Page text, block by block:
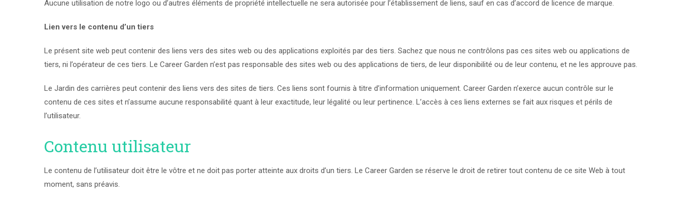
Aucune utilisation de notre logo ou d’autres éléments de propriété intellectuelle ne sera autorisée pour l’établissement de liens, sauf en cas d’accord de licence de marque.
Lien vers le contenu d’un tiers
Le présent site web peut contenir des liens vers des sites web ou des applications exploités par des tiers. Sachez que nous ne contrôlons pas ces sites web ou applications de
tiers, ni l’opérateur de ces tiers. Le Career Garden n’est pas responsable des sites web ou des applications de tiers, de leur disponibilité ou de leur contenu, et ne les approuve pas.
Le Jardin des carrières peut contenir des liens vers des sites de tiers. Ces liens sont fournis à titre d’information uniquement. Career Garden n’exerce aucun contrôle sur le
contenu de ces sites et n’assume aucune responsabilité quant à leur exactitude, leur légalité ou leur pertinence. L’accès à ces liens externes se fait aux risques et périls de
l’utilisateur.
Contenu utilisateur
Le contenu de l’utilisateur doit être le vôtre et ne doit pas porter atteinte aux droits d’un tiers. Le Career Garden se réserve le droit de retirer tout contenu de ce site Web à tout
moment, sans préavis.